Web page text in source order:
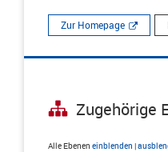
Zur Homepage
Zugehörige
Alle Ebenen einblenden |